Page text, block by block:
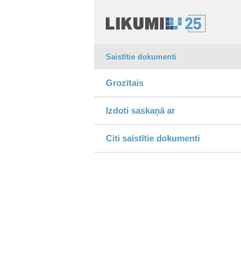
Saistītie dokumenti
Grozītais
Izdoti saskaņā ar
Citi saistītie dokumenti